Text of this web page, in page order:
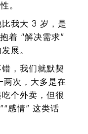
。
我大 3 岁，是
着 “解决需求”
展。
，我们就默契
两次，大多是在
个外卖，但很
感情” 这类话